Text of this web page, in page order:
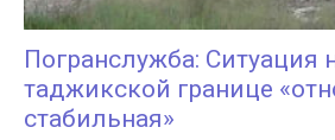
Погранслужба: Ситуация
таджикской границе
стабильная»